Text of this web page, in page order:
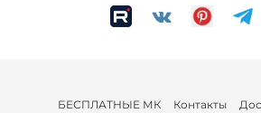
БЕСПЛАТНЫЕ МК Контакты